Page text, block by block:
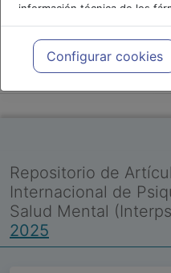
información técnica de los
meramente informativo,
profesionales facultados
cada caso concreto, el
necesidades del paciente.
Configurar cookies
Repositorio de
Internacional de
Salud Mental
2025